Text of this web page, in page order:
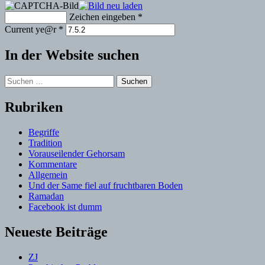
Zeichen eingeben *
Current ye@r *
In der Website suchen
Suchen
nach:
Rubriken
Begriffe
Tradition
Vorauseilender Gehorsam
Kommentare
Allgemein
Und der Same fiel auf fruchtbaren Boden
Ramadan
Facebook ist dumm
Neueste Beiträge
ZJ